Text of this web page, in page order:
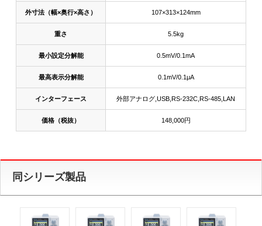
外寸法（幅×奥行×高さ） 107×313×124mm
重さ 5.5kg
最小設定分解能 0.5mV/0.1mA
最高表示分解能 0.1mV/0.1μA
インターフェース 外部アナログ,USB,RS-232C,RS-485,LAN
価格（税抜） 148,000円
同シリーズ製品